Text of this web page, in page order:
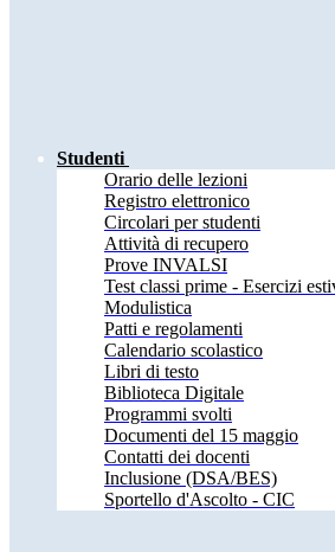
Studenti
Orario delle lezioni
Registro elettronico
Circolari per studenti
Attività di recupero
Prove INVALSI
Test classi prime - Esercizi
Modulistica
Patti e regolamenti
Calendario scolastico
Libri di testo
Biblioteca Digitale
Programmi svolti
Documenti del 15 maggio
Contatti dei docenti
Inclusione (DSA/BES)
Sportello d'Ascolto - CIC